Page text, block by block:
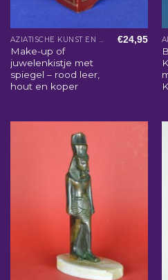
Make-up of
juwelenkistje met
spiegel – rood leer,
hout en koper
€24,95